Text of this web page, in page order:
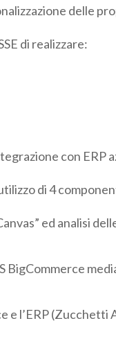
delle
di realizzare:
con ERP
di 4
ed analisi
BigCommerce
e l’ERP (Zucchetti